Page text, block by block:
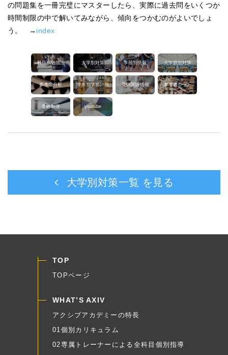
の問題集を一冊完璧にマスターしたら、実際に過去問をいくつか
時間制限の中で解いてみながら、傾向をつかむのがよいでしょ
う。 → index
科目別勉強法 大学別対策 学部別情報 大学群別対策
参考書分析 学年別学習計画 受験関連情報 参考書ルート
受験制度 youtube
大学別対策一覧 を見る
TOP
TOPページ
WHAT’S AXIV
アクシブアカデミーの特長
01個別カリキュラム
02専属トレーナーによる全科目個別指導